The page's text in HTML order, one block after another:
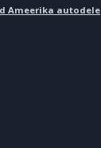
Ameerika autodele